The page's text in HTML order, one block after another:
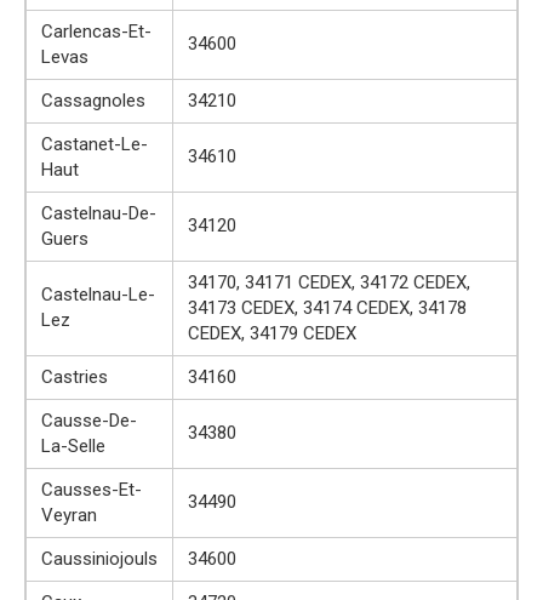
Carlencas-Et-
Levas
34600
Cassagnoles
34210
Castanet-Le-
Haut
34610
Castelnau-De-
Guers
34120
Castelnau-Le-
Lez
34170, 34171 CEDEX, 34172 CEDEX,
34173 CEDEX, 34174 CEDEX, 34178
CEDEX, 34179 CEDEX
Castries
34160
Causse-De-
La-Selle
34380
Causses-Et-
Veyran
34490
Caussiniojouls
34600